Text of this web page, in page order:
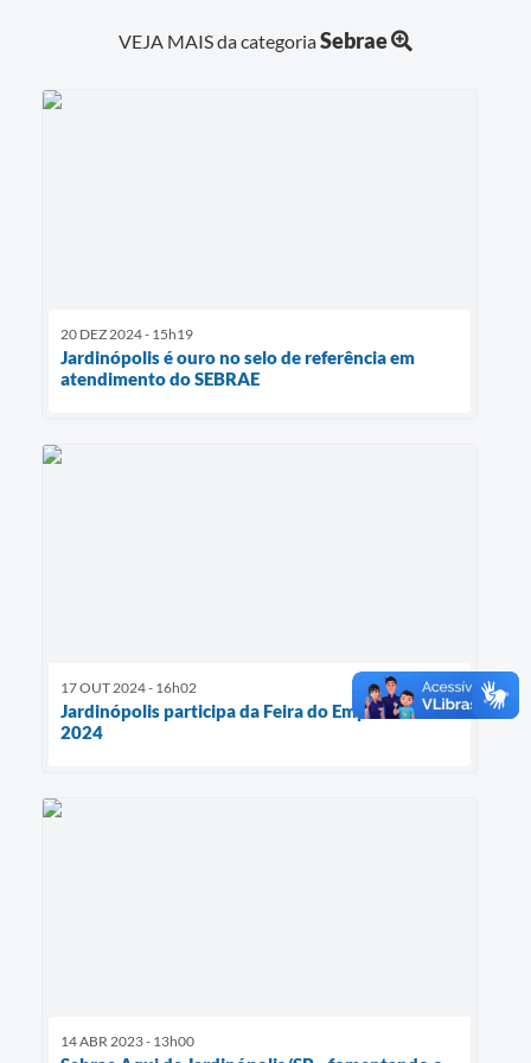
VEJA MAIS da categoriaSebrae
20 DEZ 2024 - 15h19
Jardinópolis é ouro no selo de referência em
atendimento do SEBRAE
17 OUT 2024 - 16h02
Jardinópolis participa da Feira do Empreendedor
2024
14 ABR 2023 - 13h00